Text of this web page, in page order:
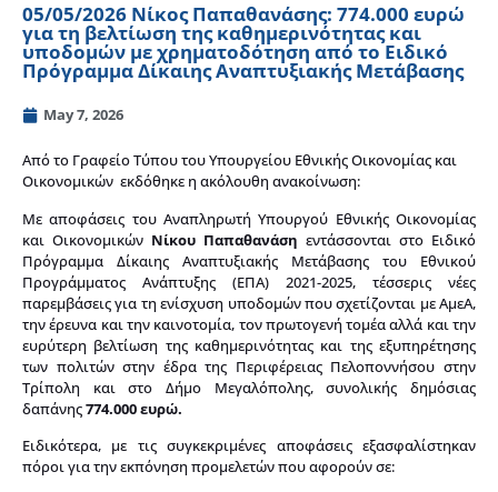
05/05/2026 Νίκος Παπαθανάσης: 774.000 ευρώ
για τη βελτίωση της καθημερινότητας και
υποδομών με χρηματοδότηση από το Ειδικό
Πρόγραμμα Δίκαιης Αναπτυξιακής Μετάβασης
May 7, 2026
Από το Γραφείο Τύπου του Υπουργείου Εθνικής Οικονομίας και
Οικονομικών εκδόθηκε η ακόλουθη ανακοίνωση:
Με αποφάσεις του Αναπληρωτή Υπουργού Εθνικής Οικονομίας
και Οικονομικών Νίκου Παπαθανάση εντάσσονται στο Ειδικό
Πρόγραμμα Δίκαιης Αναπτυξιακής Μετάβασης του Εθνικού
Προγράμματος Ανάπτυξης (ΕΠΑ) 2021-2025, τέσσερις νέες
παρεμβάσεις για τη ενίσχυση υποδομών που σχετίζονται με ΑμεΑ,
την έρευνα και την καινοτομία, τον πρωτογενή τομέα αλλά και την
ευρύτερη βελτίωση της καθημερινότητας και της εξυπηρέτησης
των πολιτών στην έδρα της Περιφέρειας Πελοποννήσου στην
Τρίπολη και στο Δήμο Μεγαλόπολης, συνολικής δημόσιας
δαπάνης774.000 ευρώ.
Ειδικότερα, με τις συγκεκριμένες αποφάσεις εξασφαλίστηκαν
πόροι για την εκπόνηση προμελετών που αφορούν σε: